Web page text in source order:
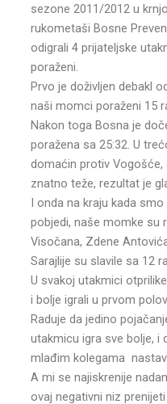
sezone 2011/2012 u
rukometaši Bosne
odigrali 4 prijateljske
poraženi.
Prvo je doživljen debakl
naši momci poraženi 15
Nakon toga Bosna je
poražena sa 25:32. U
domaćin protiv
znatno teže, rezultat je
I onda na kraju kada
pobjedi, naše momke su
Visočana, Zdene
Sarajlije su slavile sa 12
U svakoj utakmici
i bolje igrali u prvom
Raduje da jedino
utakmicu igra sve bolje, i
mlađim kolegama
A mi se najiskrenije
ovaj negativni niz